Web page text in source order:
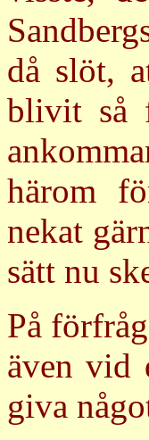
då slöt,
blivit så
härom
nekat
sätt nu
På
även vid
giva